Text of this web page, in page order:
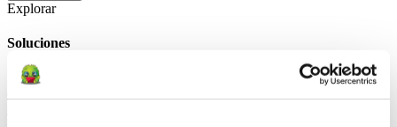
Explorar
Soluciones
Para Los Papás
Descubre cómo los papás facilitan las rutinas